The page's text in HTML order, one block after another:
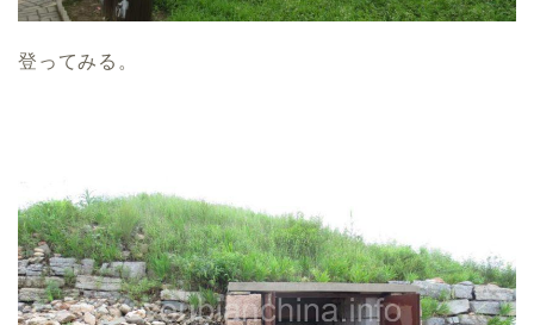
登ってみる。